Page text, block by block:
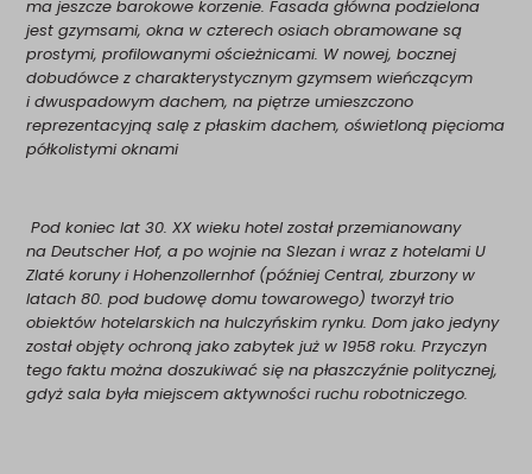
ma jeszcze barokowe korzenie. Fasada główna podzielona
jest gzymsami, okna w czterech osiach obramowane są
prostymi, profilowanymi ościeżnicami. W nowej, bocznej
dobudówce z charakterystycznym gzymsem wieńczącym
i dwuspadowym dachem, na piętrze umieszczono
reprezentacyjną salę z płaskim dachem, oświetloną pięcioma
półkolistymi oknami
Pod koniec lat 30. XX wieku hotel został przemianowany
naDeutscher Hof, a po wojnie na Slezan i wraz z hotelami U
Zlaté koruny iHohenzollernhof(później Central, zburzony w
latach 80. pod budowę domu towarowego) tworzył trio
obiektów hotelarskich na hulczyńskim rynku. Dom jako jedyny
został objęty ochroną jako zabytek już w 1958 roku. Przyczyn
tego faktu można doszukiwać się na płaszczyźnie politycznej,
gdyż sala była miejscem aktywności ruchu robotniczego.